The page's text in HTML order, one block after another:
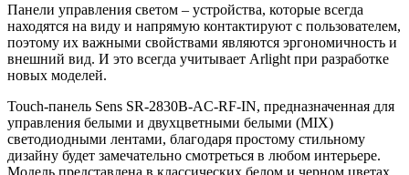
Панели управления светом – устройства, которые всегда
находятся на виду и напрямую контактируют с пользователем,
поэтому их важными свойствами являются эргономичность и
внешний вид. И это всегда учитывает Arlight при разработке
новых моделей.
Touch-панель Sens SR-2830B-AC-RF-IN, предназначенная для
управления белыми и двухцветными белыми (MIX)
светодиодными лентами, благодаря простому стильному
дизайну будет замечательно смотреться в любом интерьере.
Модель представлена в классических белом и черном цветах.